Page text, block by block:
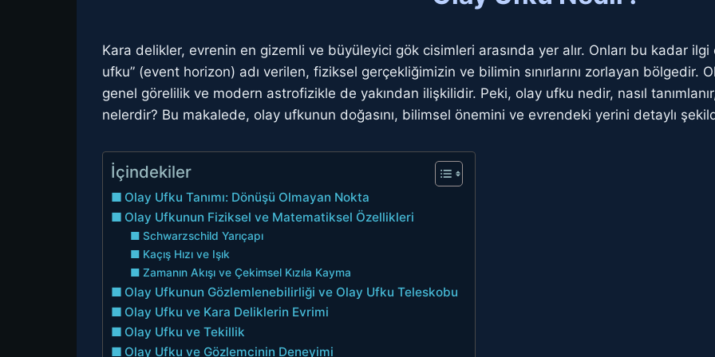
Kara delikler, evrenin en gizemli ve büyüleyici gök cisimleri arasında yer alır. Onları bu kadar
ufku” (event horizon) adı verilen, fiziksel gerçekliğimizin ve bilimin sınırlarını zorlayan
genel görelilik ve modern astrofizikle de yakından ilişkilidir. Peki, olay ufku nedir, nasıl
nelerdir? Bu makalede, olay ufkunun doğasını, bilimsel önemini ve evrendeki yerini detaylı
İçindekiler
Olay Ufku Tanımı: Dönüşü Olmayan Nokta
Olay Ufkunun Fiziksel ve Matematiksel Özellikleri
Schwarzschild Yarıçapı
Kaçış Hızı ve Işık
Zamanın Akışı ve Çekimsel Kızıla Kayma
Olay Ufkunun Gözlemlenebilirliği ve Olay Ufku Teleskobu
Olay Ufku ve Kara Deliklerin Evrimi
Olay Ufku ve Tekillik
Olay Ufku ve Gözlemcinin Deneyimi